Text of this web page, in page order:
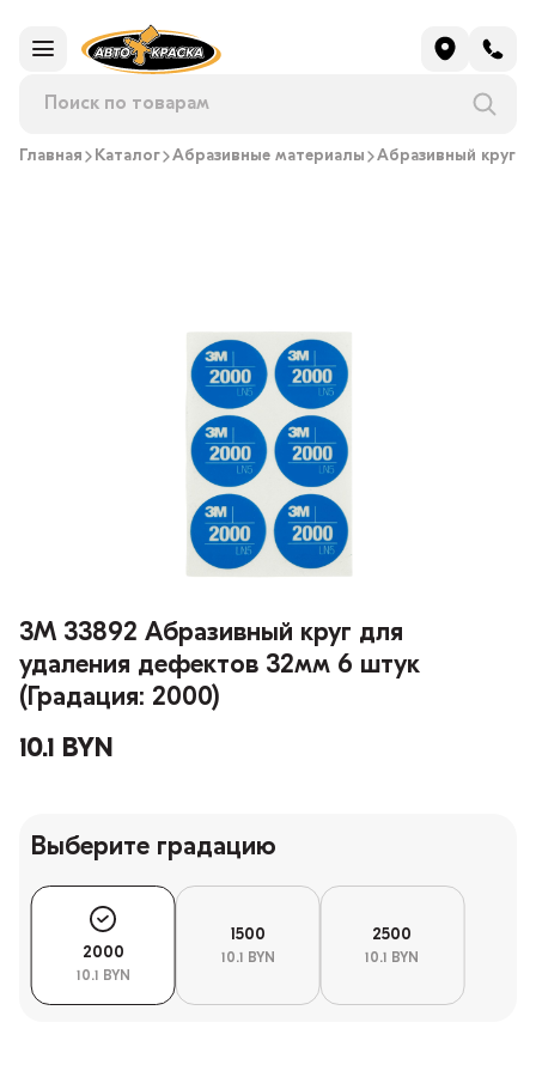
Главная Каталог Абразивные материалы Абразивный круг
3M 33892 Абразивный круг для
удаления дефектов 32мм 6 штук
(Градация: 2000)
10.1 BYN
Выберите градацию
2000
10.1 BYN
1500
10.1 BYN
2500
10.1 BYN